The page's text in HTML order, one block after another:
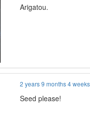
Arigatou.
2 years 9 months 4
Seed please!